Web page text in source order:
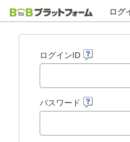
ログ
ログインID
パスワード